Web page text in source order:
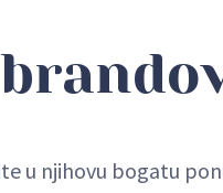
u njihovu bogatu